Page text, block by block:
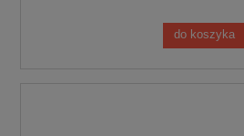
do koszyka